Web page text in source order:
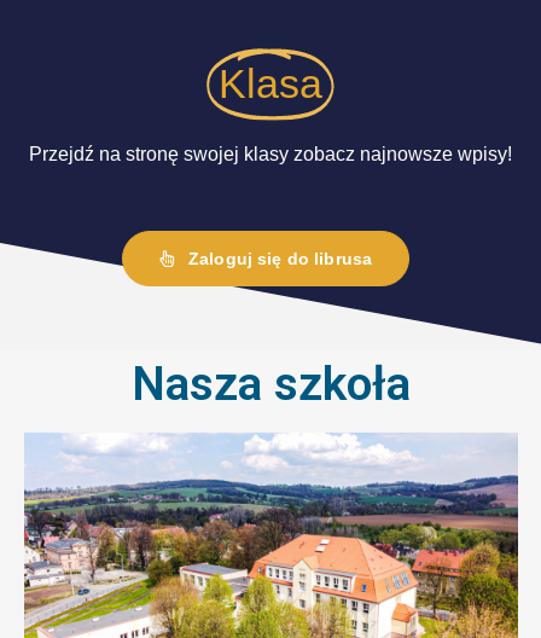
Klasa
Przejdź na stronę swojej klasy zobacz najnowsze wpisy!
Zaloguj się do librusa
Nasza szkoła